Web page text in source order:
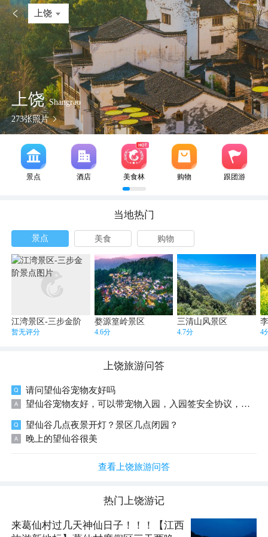
 上饶
上饶Shangrao
273张照片
景点 酒店 美食林 购物 跟团游
当地热门
景点 美食 购物
江湾景区-三步金阶
暂无评分
婺源篁岭景区
4.6分
三清山风景区
4.7分 4
上饶旅游问答
请问望仙谷宠物友好吗
望仙谷宠物友好，可以带宠物入园，入园签安全协议，备好疫苗本，全程牵绳；山路台阶多，看好宠物即可，周边很多民宿也支持带宠物入住。
望仙谷几点夜景开灯？景区几点闭园？
晚上的望仙谷很美
查看上饶旅游问答
热门 上饶游记
来葛仙村过几天神仙日子！！！【江西